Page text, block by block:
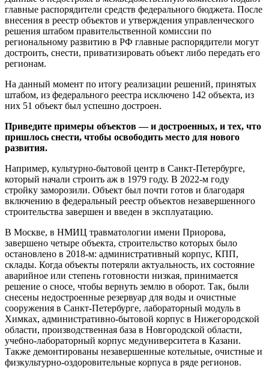
главные распорядители средств федерального бюджета. После
внесения в реестр объектов и утверждения управленческого
решения штабом правительственной комиссии по
региональному развитию в РФ главные распорядители могут
достроить, снести, приватизировать объект либо передать его
регионам.
На данный момент по итогу реализации решений, принятых
штабом, из федерального реестра исключено 142 объекта, из
них 51 объект был успешно достроен.
Приведите примеры объектов — и достроенных, и тех, что
пришлось снести, чтобы освободить место для нового
развития.
Например, культурно-бытовой центр в Санкт-Петербурге,
который начали строить аж в 1979 году. В 2022-м году
стройку заморозили. Объект был почти готов и благодаря
включению в федеральный реестр объектов незавершенного
строительства завершен и введен в эксплуатацию.
В Москве, в НМИЦ травматологии имени Приорова,
завершено четыре объекта, строительство которых было
остановлено в 2018-м: административный корпус, КПП,
склады. Когда объекты потеряли актуальность, их состояние
аварийное или степень готовности низкая, принимается
решение о сносе, чтобы вернуть землю в оборот. Так, были
снесены недостроенные резервуар для воды и очистные
сооружения в Санкт-Петербурге, лабораторный модуль в
Химках, административно-бытовой корпус в Нижегородской
области, производственная база в Новгородской области,
учебно-лабораторный корпус медуниверситета в Казани.
Также демонтированы незавершенные котельные, очистные и
физкультурно-оздоровительные корпуса в ряде регионов.